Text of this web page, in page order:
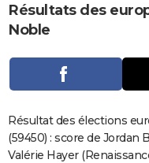
CARTE DE VOEUX
Carte de Noël
Carte Bonne année
Carte Saint-Valentin
Carte Pâques
Carte d'anniversaire
DICTIONNAIRE
Dictionnaire
Biographies
Citations
Expressions
Proverbes
PROGRAMME TV
COPAINS D'AVANT
S'inscrire
Se connecter
Lycées
Collèges
Primaires
Universités
Entreprises
Service militaire
Avis de recherche
AVIS DE DÉCÈS
Résultats des
Noble
Résultat des élections
(59450) : score de
Valérie Hayer